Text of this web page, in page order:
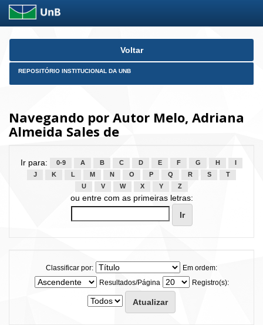
Skip
Voltar
REPOSITÓRIO INSTITUCIONAL DA UNB
Navegando por Autor Melo, Adriana
Almeida Sales de
Ir para: 0-9 A B C D E F G H
J
K L M N O P Q R S
T
U
V W X Y Z
ou entre com as primeiras letras:
Classificar por:
Em ordem:
Resultados/Página
Registro(s):